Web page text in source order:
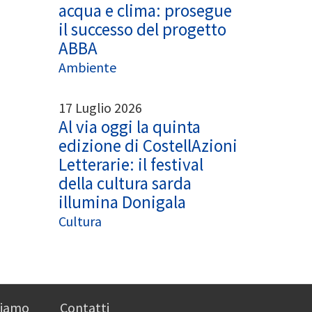
acqua e clima: prosegue
il successo del progetto
ABBA
Ambiente
17 Luglio 2026
Al via oggi la quinta
edizione di CostellAzioni
Letterarie: il festival
della cultura sarda
illumina Donigala
Cultura
Contatti